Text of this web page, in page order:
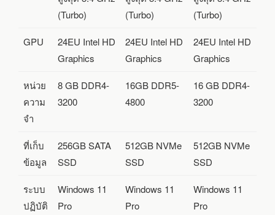
(Turbo)
(Turbo)
(Turbo)
GPU
24EU Intel HD
Graphics
24EU Intel HD
Graphics
24EU Intel HD
Graphics
หน่วย
ความ
จำ
8 GB DDR4-
3200
16GB DDR5-
4800
16 GB DDR4-
3200
ที่เก็บ
ข้อมูล
256GB SATA
SSD
512GB NVMe
SSD
512GB NVMe
SSD
ระบบ
ปฏิบัติ
Windows 11
Pro
Windows 11
Pro
Windows 11
Pro